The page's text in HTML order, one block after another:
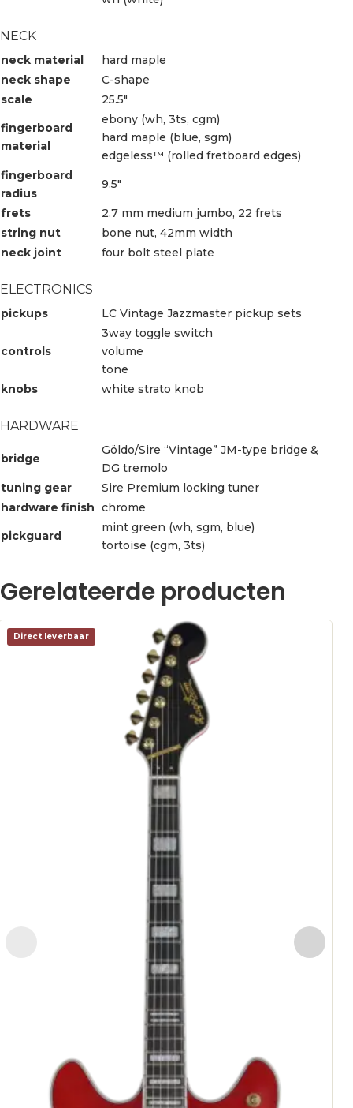
NECK
neck material
hard maple
neck shape
C-shape
scale
25.5″
fingerboard
material
ebony (wh, 3ts, cgm)
hard maple (blue, sgm)
edgeless™ (rolled fretboard edges)
fingerboard
radius
9.5″
frets
2.7 mm medium jumbo, 22 frets
string nut
bone nut, 42mm width
neck joint
four bolt steel plate
ELECTRONICS
pickups LC Vintage Jazzmaster pickup sets
controls
3way toggle switch
volume
tone
knobs
white strato knob
HARDWARE
bridge
Göldo/Sire “Vintage” JM-type bridge &
DG tremolo
tuning gear
Sire Premium locking tuner
hardware finish chrome
pickguard
mint green (wh, sgm, blue)
tortoise (cgm, 3ts)
Gerelateerde producten
Direct leverbaar